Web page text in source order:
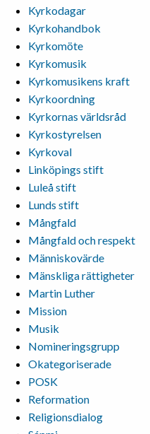
Kyrkodagar
Kyrkohandbok
Kyrkomöte
Kyrkomusik
Kyrkomusikens kraft
Kyrkoordning
Kyrkornas världsråd
Kyrkostyrelsen
Kyrkoval
Linköpings stift
Luleå stift
Lunds stift
Mångfald
Mångfald och respekt
Människovärde
Mänskliga rättigheter
Martin Luther
Mission
Musik
Nomineringsgrupp
Okategoriserade
POSK
Reformation
Religionsdialog